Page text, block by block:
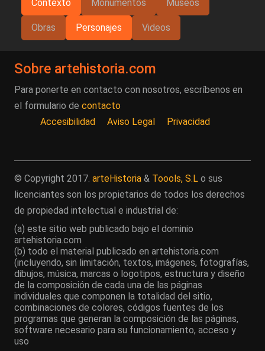
Contexto Monumentos Museos
Obras Personajes Videos
Sobre artehistoria.com
Para ponerte en contacto con nosotros, escríbenos en
el formulario de contacto
Accesibilidad
Aviso Legal Privacidad
© Copyright 2017. arteHistoria & Toools, S.L o sus
licenciantes son los propietarios de todos los derechos
de propiedad intelectual e industrial de:
(a) este sitio web publicado bajo el dominio
artehistoria.com
(b) todo el material publicado en artehistoria.com
(incluyendo, sin limitación, textos, imágenes, fotografías,
dibujos, música, marcas o logotipos, estructura y diseño
de la composición de cada una de las páginas
individuales que componen la totalidad del sitio,
combinaciones de colores, códigos fuentes de los
programas que generan la composición de las páginas,
software necesario para su funcionamiento, acceso y
uso